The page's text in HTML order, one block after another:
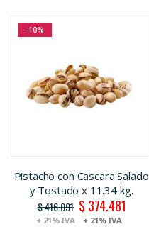
-10%
Pistacho con Cascara Salado
y Tostado x 11.34 kg.
$ 416.091
+ 21% IVA
Oferta
$ 374.481
+ 21% IVA